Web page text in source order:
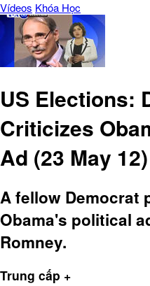
Vídeos Khóa Học
US Elections:
Criticizes
Ad (23 May 12)
A fellow Democrat
Obama's political
Romney.
Trung cấp +